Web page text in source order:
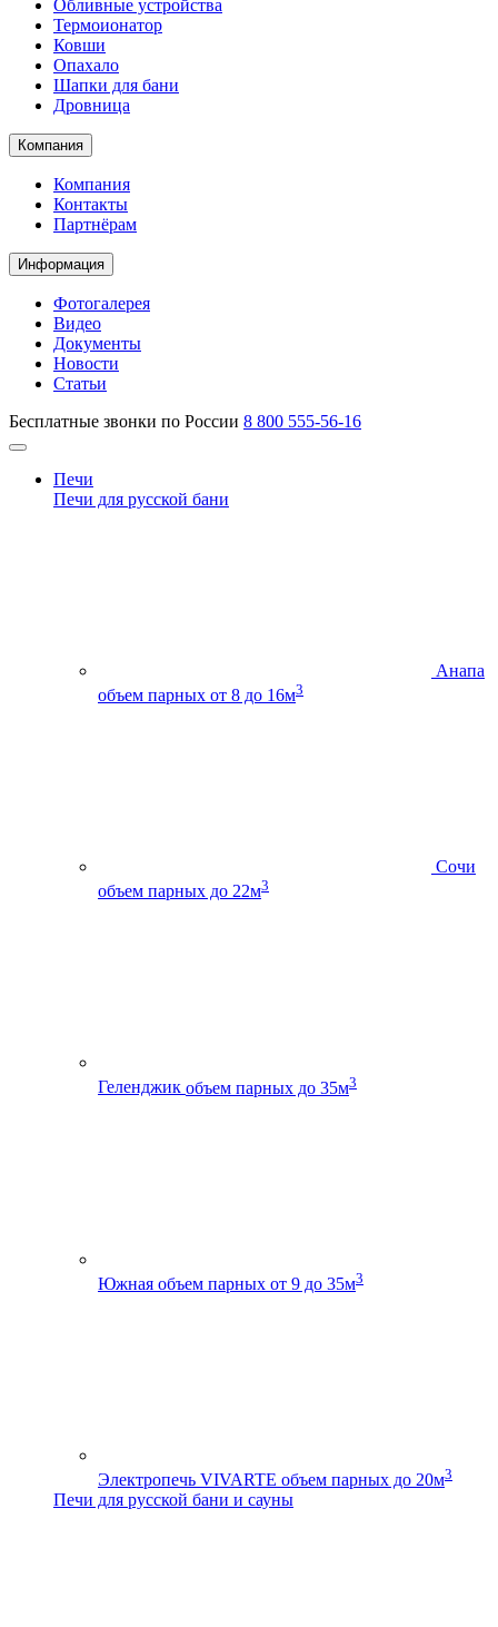
Обливные устройства
Термоионатор
Ковши
Опахало
Шапки для бани
Дровница
Компания
Компания
Контакты
Партнёрам
Информация
Фотогалерея
Видео
Документы
Новости
Статьи
Бесплатные звонки по России 8 800 555-56-16
Печи
Печи для русской бани
Анапа
объем парных от 8 до 16м3
Сочи
объем парных до 22м3
Геленджик объем парных до 35м3
Южная объем парных от 9 до 35м3
Электропечь VIVARTE объем парных до 20м3
Печи для русской бани и сауны